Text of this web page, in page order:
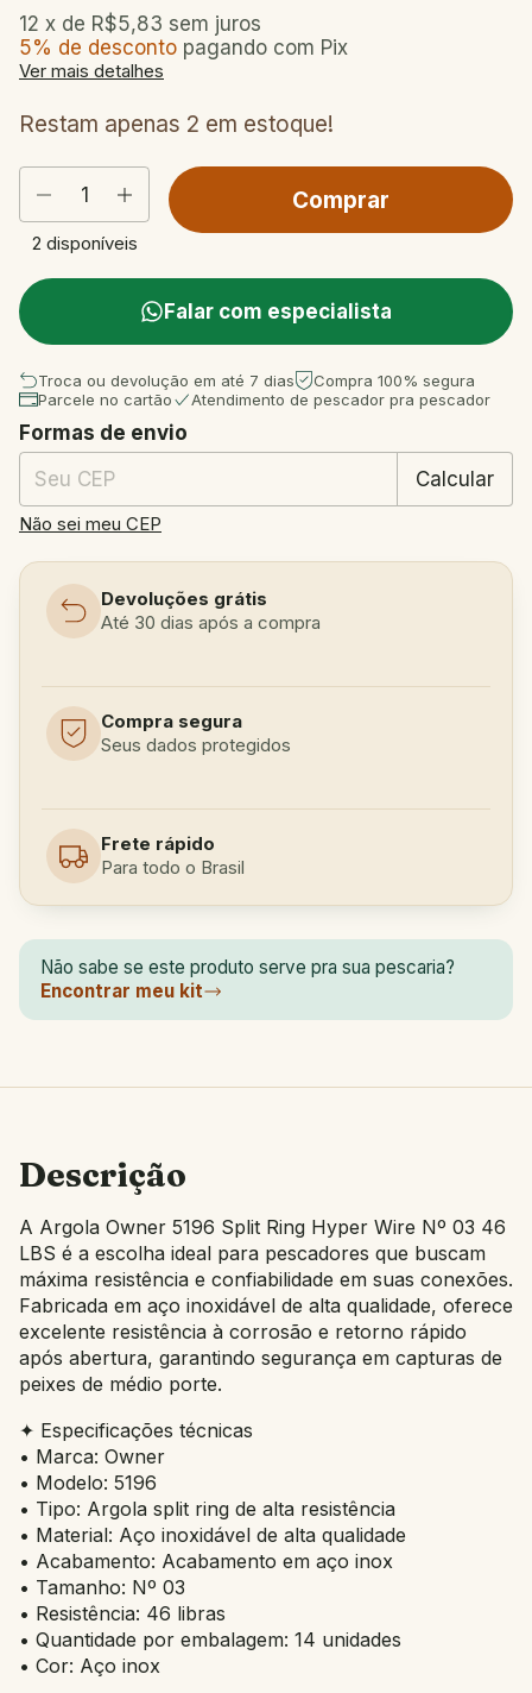
12 x de R$5,83 sem juros
5% de desconto pagando com Pix
Ver mais detalhes
Restam apenas 2 em estoque!
2 disponíveis
Falar com especialista
Troca ou devolução em até 7 dias
Compra 100% segura
Parcele no cartão
Atendimento de pescador pra pescador
Entregas para o CEP:
Formas de envio
Calcular
Não sei meu CEP
Devoluções grátis
Até 30 dias após a compra
Compra segura
Seus dados protegidos
Frete rápido
Para todo o Brasil
Não sabe se este produto serve pra sua pescaria?
Encontrar meu kit
Descrição
A Argola Owner 5196 Split Ring Hyper Wire Nº 03 46
LBS é a escolha ideal para pescadores que buscam
máxima resistência e confiabilidade em suas conexões.
Fabricada em aço inoxidável de alta qualidade, oferece
excelente resistência à corrosão e retorno rápido
após abertura, garantindo segurança em capturas de
peixes de médio porte.
✦ Especificações técnicas
• Marca: Owner
• Modelo: 5196
• Tipo: Argola split ring de alta resistência
• Material: Aço inoxidável de alta qualidade
• Acabamento: Acabamento em aço inox
• Tamanho: Nº 03
• Resistência: 46 libras
• Quantidade por embalagem: 14 unidades
• Cor: Aço inox